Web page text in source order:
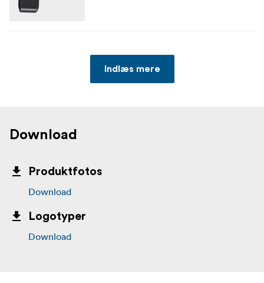
Indlæs mere
Download
Produktfotos
Download
Logotyper
Download